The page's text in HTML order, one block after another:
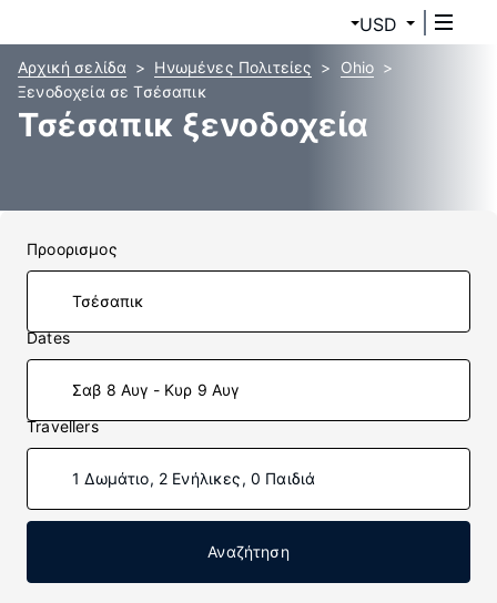
USD
Αρχική σελίδα Ηνωμένες Πολιτείες
Ohio
Ξενοδοχεία σε Τσέσαπικ
Τσέσαπικ ξενοδοχεία
Προορισμος
Dates
Σαβ 8 Αυγ - Κυρ 9 Αυγ
Travellers
1 Δωμάτιο, 2 Ενήλικες, 0 Παιδιά
Αναζήτηση